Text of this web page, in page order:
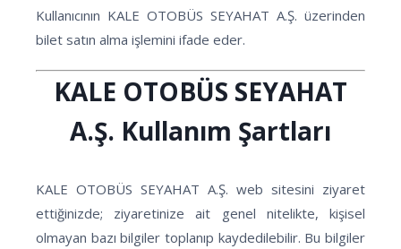
Kullanıcının KALE OTOBÜS SEYAHAT A.Ş. üzerinden
bilet satın alma işlemini ifade eder.
KALE OTOBÜS SEYAHAT
A.Ş. Kullanım Şartları
KALE OTOBÜS SEYAHAT A.Ş. web sitesini ziyaret
ettiğinizde; ziyaretinize ait genel nitelikte, kişisel
olmayan bazı bilgiler toplanıp kaydedilebilir. Bu bilgiler